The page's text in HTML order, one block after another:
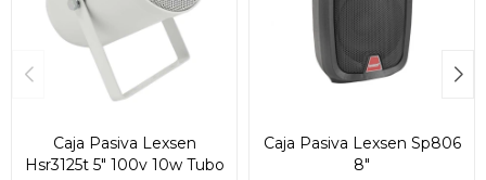
Caja Pasiva Lexsen
Hsr3125t 5" 100v 10w Tubo
Caja Pasiva Lexsen Sp806
8"